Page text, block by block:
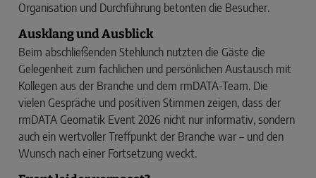
Organisation und Durchführung betonten die Besucher.
Ausklang und Ausblick
Beim abschließenden Stehlunch nutzten die Gäste die
Gelegenheit zum fachlichen und persönlichen Austausch mit
Kollegen aus der Branche und dem rmDATA-Team. Die
vielen Gespräche und positiven Stimmen zeigen, dass der
rmDATA Geomatik Event 2026 nicht nur informativ, sondern
auch ein wertvoller Treffpunkt der Branche war – und den
Wunsch nach einer Fortsetzung weckt.